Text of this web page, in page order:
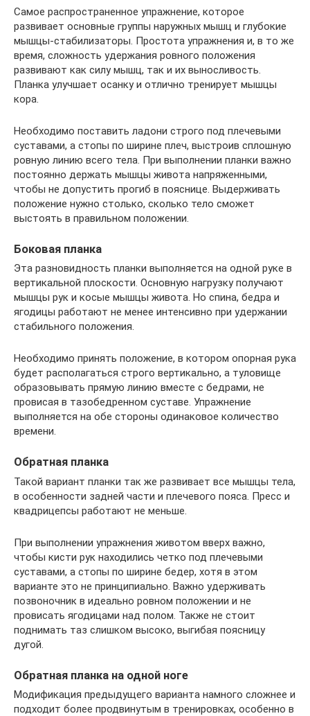
Самое распространенное упражнение, которое
развивает основные группы наружных мышц и глубокие
мышцы-стабилизаторы. Простота упражнения и, в то же
время, сложность удержания ровного положения
развивают как силу мышц, так и их выносливость.
Планка улучшает осанку и отлично тренирует мышцы
кора.
Необходимо поставить ладони строго под плечевыми
суставами, а стопы по ширине плеч, выстроив сплошную
ровную линию всего тела. При выполнении планки важно
постоянно держать мышцы живота напряженными,
чтобы не допустить прогиб в пояснице. Выдерживать
положение нужно столько, сколько тело сможет
выстоять в правильном положении.
Боковая планка
Эта разновидность планки выполняется на одной руке в
вертикальной плоскости. Основную нагрузку получают
мышцы рук и косые мышцы живота. Но спина, бедра и
ягодицы работают не менее интенсивно при удержании
стабильного положения.
Необходимо принять положение, в котором опорная рука
будет располагаться строго вертикально, а туловище
образовывать прямую линию вместе с бедрами, не
провисая в тазобедренном суставе. Упражнение
выполняется на обе стороны одинаковое количество
времени.
Обратная планка
Такой вариант планки так же развивает все мышцы тела,
в особенности задней части и плечевого пояса. Пресс и
квадрицепсы работают не меньше.
При выполнении упражнения животом вверх важно,
чтобы кисти рук находились четко под плечевыми
суставами, а стопы по ширине бедер, хотя в этом
варианте это не принципиально. Важно удерживать
позвоночник в идеально ровном положении и не
провисать ягодицами над полом. Также не стоит
поднимать таз слишком высоко, выгибая поясницу
дугой.
Обратная планка на одной ноге
Модификация предыдущего варианта намного сложнее и
подходит более продвинутым в тренировках, особенно в